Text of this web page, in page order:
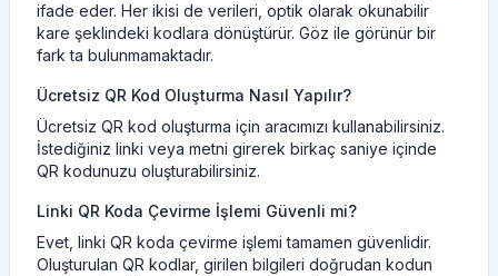
ifade eder. Her ikisi de verileri, optik olarak okunabilir
kare şeklindeki kodlara dönüştürür. Göz ile görünür bir
fark ta bulunmamaktadır.
Ücretsiz QR Kod Oluşturma Nasıl Yapılır?
Ücretsiz QR kod oluşturma için aracımızı kullanabilirsiniz.
İstediğiniz linki veya metni girerek birkaç saniye içinde
QR kodunuzu oluşturabilirsiniz.
Linki QR Koda Çevirme İşlemi Güvenli mi?
Evet, linki QR koda çevirme işlemi tamamen güvenlidir.
Oluşturulan QR kodlar, girilen bilgileri doğrudan kodun